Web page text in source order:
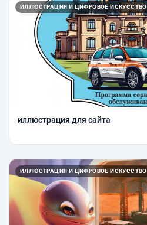
ИЛЛЮСТРАЦИЯ И ЦИФРОВОЕ ИСКУССТВО
иллюстрация для сайта
ИЛЛЮСТРАЦИЯ И ЦИФРОВОЕ ИСКУССТВО